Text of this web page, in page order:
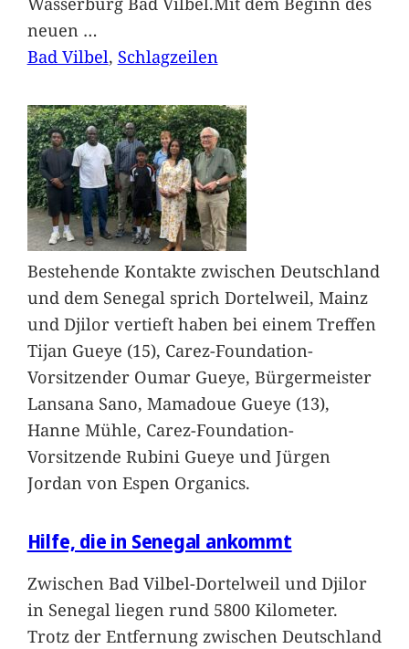
neuen …
Bad Vilbel, Schlagzeilen
Bestehende Kontakte zwischen Deutschland
und dem Senegal sprich Dortelweil, Mainz
und Djilor vertieft haben bei einem Treffen
Tijan Gueye (15), Carez-Foundation-
Vorsitzender Oumar Gueye, Bürgermeister
Lansana Sano, Mamadoue Gueye (13),
Hanne Mühle, Carez-Foundation-
Vorsitzende Rubini Gueye und Jürgen
Jordan von Espen Organics.
Hilfe, die in Senegal ankommt
Zwischen Bad Vilbel-Dortelweil und Djilor
in Senegal liegen rund 5800 Kilometer.
Trotz der Entfernung zwischen Deutschland